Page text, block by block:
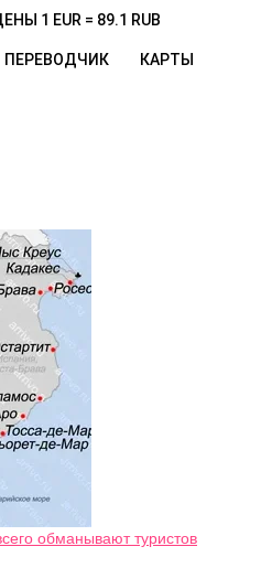
1 EUR = 89.1 RUB
ПЕРЕВОДЧИК КАРТЫ